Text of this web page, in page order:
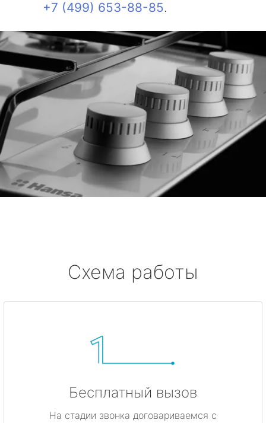
+7 (499) 653-88-85.
Схема работы
Бесплатный вызов
На стадии звонка договариваемся с